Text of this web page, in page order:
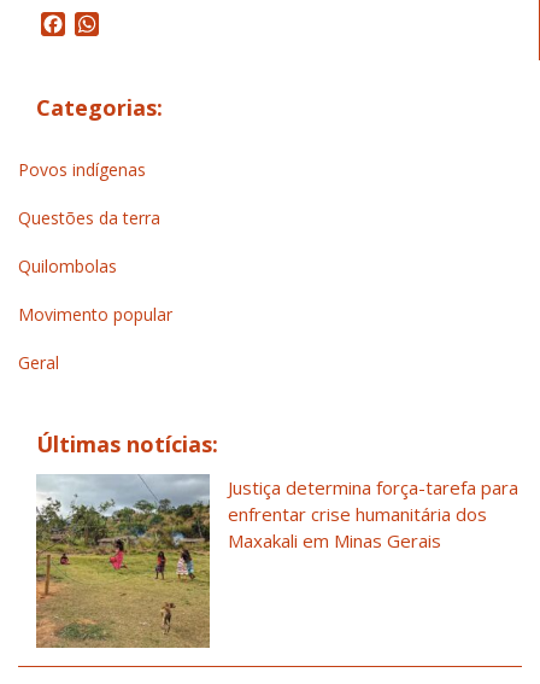
Facebook
Categorias:
Povos indígenas
Questões da terra
Quilombolas
Movimento popular
Geral
Últimas notícias:
Justiça determina força-tarefa para
enfrentar crise humanitária dos
Maxakali em Minas Gerais